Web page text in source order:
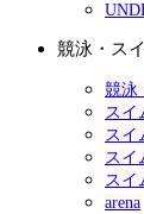
競泳・ス
競泳
スイ
スイ
スイ
スイ
arena